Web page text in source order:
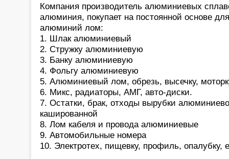
Компания производитель алюминиевых
алюминия, покупает на постоянной основе
алюминий лом:
1. Шлак алюминиевый
2. Стружку алюминиевую
3. Банку алюминиевую
4. Фольгу алюминиевую
5. Алюминиевый лом, обрезь, высечку,
6. Микс, радиаторы, АМГ, авто-диски.
7. Остатки, брак, отходы вырубки
кашированной
8. Лом кабеля и провода алюминиевые
9. Автомобильные номера
10. Электротех, пищевку, профиль,